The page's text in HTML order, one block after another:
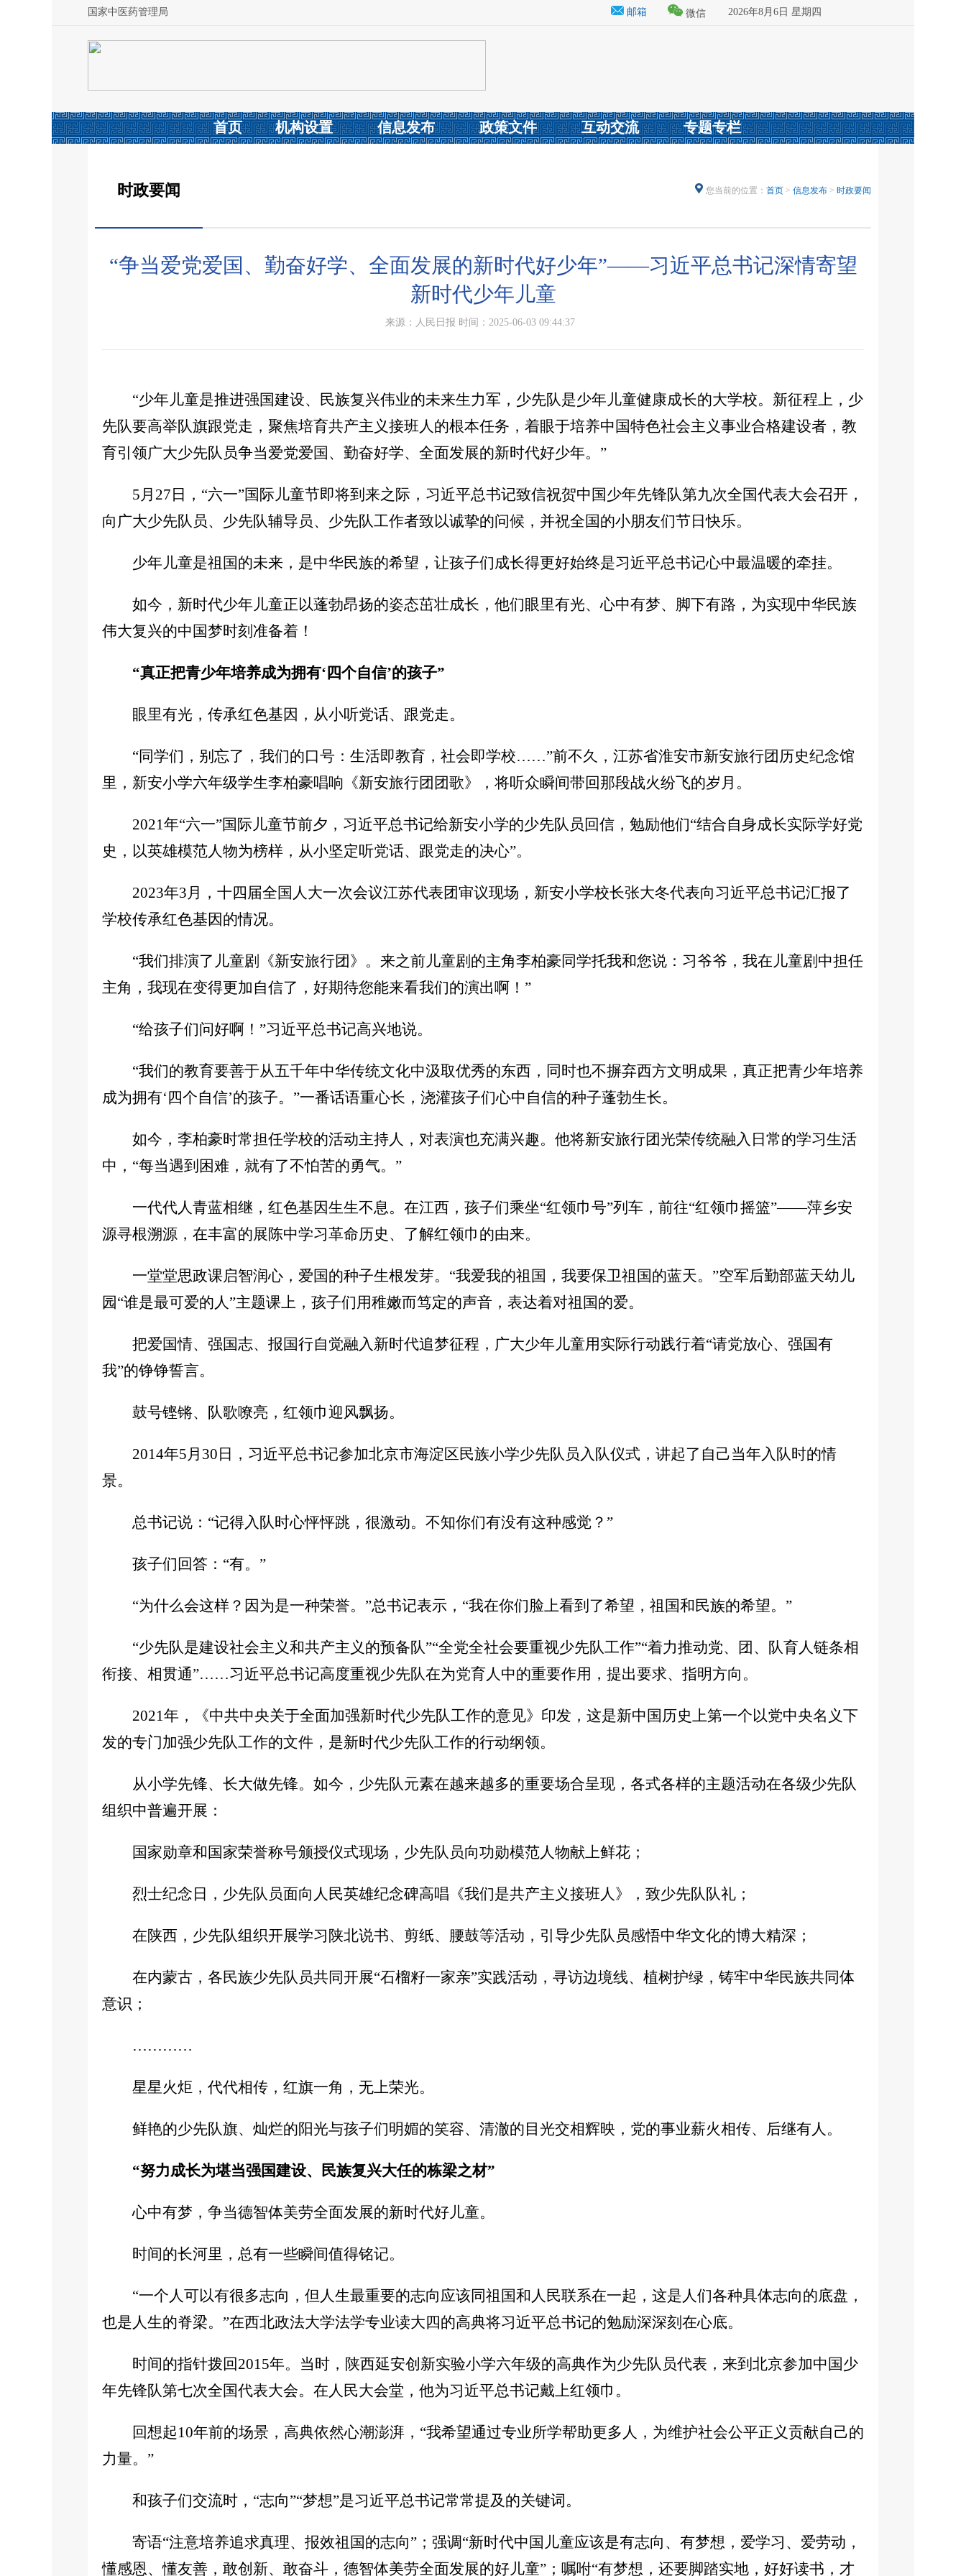
国家中医药管理局 邮箱 微信 2026年8月6日 星期四
首页 机构设置 信息发布 政策文件 互动交流 专题专栏
时政要闻 您当前的位置： 首页 > 信息发布 > 时政要闻
“争当爱党爱国、勤奋好学、全面发展的新时代好少年”——习近平总书记深情寄望
新时代少年儿童
来源：人民日报 时间：2025-06-03 09:44:37
“少年儿童是推进强国建设、民族复兴伟业的未来生力军，少先队是少年儿童健康成长的大学校。新征程上，少
先队要高举队旗跟党走，聚焦培育共产主义接班人的根本任务，着眼于培养中国特色社会主义事业合格建设者，教
育引领广大少先队员争当爱党爱国、勤奋好学、全面发展的新时代好少年。”
5月27日，“六一”国际儿童节即将到来之际，习近平总书记致信祝贺中国少年先锋队第九次全国代表大会召开，
向广大少先队员、少先队辅导员、少先队工作者致以诚挚的问候，并祝全国的小朋友们节日快乐。
少年儿童是祖国的未来，是中华民族的希望，让孩子们成长得更好始终是习近平总书记心中最温暖的牵挂。
如今，新时代少年儿童正以蓬勃昂扬的姿态茁壮成长，他们眼里有光、心中有梦、脚下有路，为实现中华民族
伟大复兴的中国梦时刻准备着！
“真正把青少年培养成为拥有‘四个自信’的孩子”
眼里有光，传承红色基因，从小听党话、跟党走。
“同学们，别忘了，我们的口号：生活即教育，社会即学校……”前不久，江苏省淮安市新安旅行团历史纪念馆
里，新安小学六年级学生李柏豪唱响《新安旅行团团歌》，将听众瞬间带回那段战火纷飞的岁月。
2021年“六一”国际儿童节前夕，习近平总书记给新安小学的少先队员回信，勉励他们“结合自身成长实际学好党
史，以英雄模范人物为榜样，从小坚定听党话、跟党走的决心”。
2023年3月，十四届全国人大一次会议江苏代表团审议现场，新安小学校长张大冬代表向习近平总书记汇报了
学校传承红色基因的情况。
“我们排演了儿童剧《新安旅行团》。来之前儿童剧的主角李柏豪同学托我和您说：习爷爷，我在儿童剧中担任
主角，我现在变得更加自信了，好期待您能来看我们的演出啊！”
“给孩子们问好啊！”习近平总书记高兴地说。
“我们的教育要善于从五千年中华传统文化中汲取优秀的东西，同时也不摒弃西方文明成果，真正把青少年培养
成为拥有‘四个自信’的孩子。”一番话语重心长，浇灌孩子们心中自信的种子蓬勃生长。
如今，李柏豪时常担任学校的活动主持人，对表演也充满兴趣。他将新安旅行团光荣传统融入日常的学习生活
中，“每当遇到困难，就有了不怕苦的勇气。”
一代代人青蓝相继，红色基因生生不息。在江西，孩子们乘坐“红领巾号”列车，前往“红领巾摇篮”——萍乡安
源寻根溯源，在丰富的展陈中学习革命历史、了解红领巾的由来。
一堂堂思政课启智润心，爱国的种子生根发芽。“我爱我的祖国，我要保卫祖国的蓝天。”空军后勤部蓝天幼儿
园“谁是最可爱的人”主题课上，孩子们用稚嫩而笃定的声音，表达着对祖国的爱。
把爱国情、强国志、报国行自觉融入新时代追梦征程，广大少年儿童用实际行动践行着“请党放心、强国有
我”的铮铮誓言。
鼓号铿锵、队歌嘹亮，红领巾迎风飘扬。
2014年5月30日，习近平总书记参加北京市海淀区民族小学少先队员入队仪式，讲起了自己当年入队时的情
景。
总书记说：“记得入队时心怦怦跳，很激动。不知你们有没有这种感觉？”
孩子们回答：“有。”
“为什么会这样？因为是一种荣誉。”总书记表示，“我在你们脸上看到了希望，祖国和民族的希望。”
“少先队是建设社会主义和共产主义的预备队”“全党全社会要重视少先队工作”“着力推动党、团、队育人链条相
衔接、相贯通”……习近平总书记高度重视少先队在为党育人中的重要作用，提出要求、指明方向。
2021年，《中共中央关于全面加强新时代少先队工作的意见》印发，这是新中国历史上第一个以党中央名义下
发的专门加强少先队工作的文件，是新时代少先队工作的行动纲领。
从小学先锋、长大做先锋。如今，少先队元素在越来越多的重要场合呈现，各式各样的主题活动在各级少先队
组织中普遍开展：
国家勋章和国家荣誉称号颁授仪式现场，少先队员向功勋模范人物献上鲜花；
烈士纪念日，少先队员面向人民英雄纪念碑高唱《我们是共产主义接班人》，致少先队队礼；
在陕西，少先队组织开展学习陕北说书、剪纸、腰鼓等活动，引导少先队员感悟中华文化的博大精深；
在内蒙古，各民族少先队员共同开展“石榴籽一家亲”实践活动，寻访边境线、植树护绿，铸牢中华民族共同体
意识；
…………
星星火炬，代代相传，红旗一角，无上荣光。
鲜艳的少先队旗、灿烂的阳光与孩子们明媚的笑容、清澈的目光交相辉映，党的事业薪火相传、后继有人。
“努力成长为堪当强国建设、民族复兴大任的栋梁之材”
心中有梦，争当德智体美劳全面发展的新时代好儿童。
时间的长河里，总有一些瞬间值得铭记。
“一个人可以有很多志向，但人生最重要的志向应该同祖国和人民联系在一起，这是人们各种具体志向的底盘，
也是人生的脊梁。”在西北政法大学法学专业读大四的高典将习近平总书记的勉励深深刻在心底。
时间的指针拨回2015年。当时，陕西延安创新实验小学六年级的高典作为少先队员代表，来到北京参加中国少
年先锋队第七次全国代表大会。在人民大会堂，他为习近平总书记戴上红领巾。
回想起10年前的场景，高典依然心潮澎湃，“我希望通过专业所学帮助更多人，为维护社会公平正义贡献自己的
力量。”
和孩子们交流时，“志向”“梦想”是习近平总书记常常提及的关键词。
寄语“注意培养追求真理、报效祖国的志向”；强调“新时代中国儿童应该是有志向、有梦想，爱学习、爱劳动，
懂感恩、懂友善，敢创新、敢奋斗，德智体美劳全面发展的好儿童”；嘱咐“有梦想，还要脚踏实地，好好读书，才